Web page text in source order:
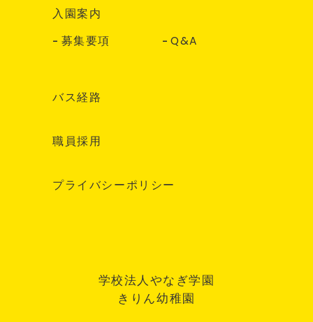
入園案内
募集要項
Q&A
バス経路
職員採用
プライバシーポリシー
学校法人やなぎ学園
きりん幼稚園